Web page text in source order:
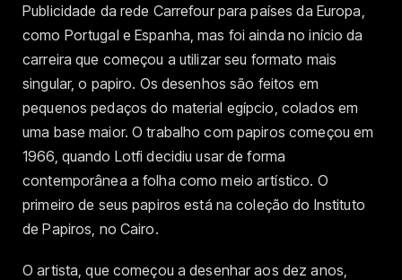
Publicidade da rede Carrefour para países da Europa,
como Portugal e Espanha, mas foi ainda no início da
carreira que começou a utilizar seu formato mais
singular, o papiro. Os desenhos são feitos em
pequenos pedaços do material egípcio, colados em
uma base maior. O trabalho com papiros começou em
1966, quando Lotfi decidiu usar de forma
contemporânea a folha como meio artístico. O
primeiro de seus papiros está na coleção do Instituto
de Papiros, no Cairo.
O artista, que começou a desenhar aos dez anos,